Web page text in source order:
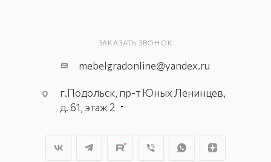
ЗАКАЗАТЬ ЗВОНОК
mebelgradonline@yandex.ru
г.Подольск, пр-т Юных Ленинцев,
д. 61, этаж 2
г. Подольск, ул. Станционная, д. 11